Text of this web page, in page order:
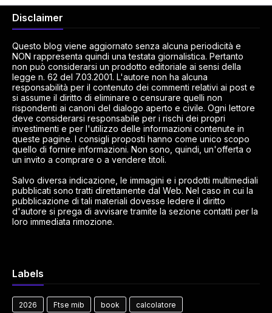
Disclaimer
Questo blog viene aggiornato senza alcuna periodicità e
NON rappresenta quindi una testata giornalistica. Pertanto
non può considerarsi un prodotto editoriale ai sensi della
legge n. 62 del 7.03.2001. L'autore non ha alcuna
responsabilità per il contenuto dei commenti relativi ai post e
si assume il diritto di eliminare o censurare quelli non
rispondenti ai canoni del dialogo aperto e civile. Ogni lettore
deve considerarsi responsabile per i rischi dei propri
investimenti e per l'utilizzo delle informazioni contenute in
queste pagine. I consigli proposti hanno come unico scopo
quello di fornire informazioni. Non sono, quindi, un'offerta o
un invito a comprare o a vendere titoli.
Salvo diversa indicazione, le immagini e i prodotti multimediali
pubblicati sono tratti direttamente dal Web. Nel caso in cui la
pubblicazione di tali materiali dovesse ledere il diritto
d'autore si prega di avvisare tramite la sezione contatti per la
loro immediata rimozione.
Labels
2026 Ftse mib book calcolatore